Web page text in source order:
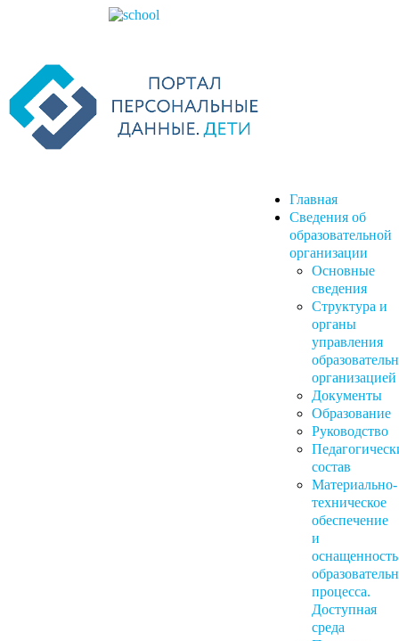
Главная
Сведения об
образовательной
организации
Основные
сведения
Структура и
органы
управления
организацией
Документы
Образование
Руководство
состав
Материально-
техническое
обеспечение
и
оснащенность
процесса.
Доступная
среда